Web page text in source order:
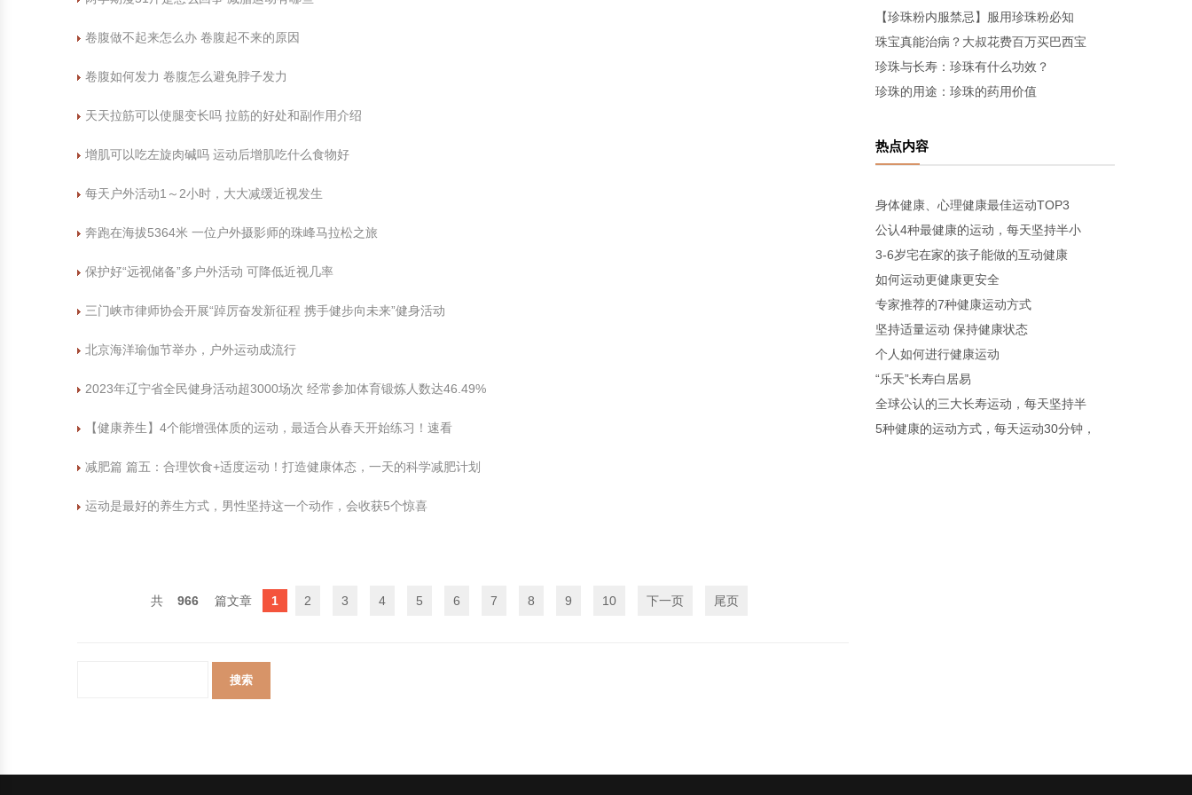
卷腹做不起来怎么办 卷腹起不来的原因
卷腹如何发力 卷腹怎么避免脖子发力
天天拉筋可以使腿变长吗 拉筋的好处和副作用介绍
增肌可以吃左旋肉碱吗 运动后增肌吃什么食物好
每天户外活动1～2小时，大大减缓近视发生
奔跑在海拔5364米 一位户外摄影师的珠峰马拉松之旅
保护好“远视储备”多户外活动 可降低近视几率
三门峡市律师协会开展“踔厉奋发新征程 携手健步向未来”健身活动
北京海洋瑜伽节举办，户外运动成流行
2023年辽宁省全民健身活动超3000场次 经常参加体育锻炼人数达46.49%
【健康养生】4个能增强体质的运动，最适合从春天开始练习！速看
减肥篇 篇五：合理饮食+适度运动！打造健康体态，一天的科学减肥计划
运动是最好的养生方式，男性坚持这一个动作，会收获5个惊喜
966 1 2 3 4 5 6 7 8 9 10 下一页 尾页
【珍珠粉内服禁忌】服用珍珠粉必知
珠宝真能治病？大叔花费百万买巴西宝
珍珠与长寿：珍珠有什么功效？
珍珠的用途：珍珠的药用价值
热点内容
身体健康、心理健康最佳运动TOP3
公认4种最健康的运动，每天坚持半小
3-6岁宅在家的孩子能做的互动健康
如何运动更健康更安全
专家推荐的7种健康运动方式
坚持适量运动 保持健康状态
个人如何进行健康运动
“乐天”长寿白居易
全球公认的三大长寿运动，每天坚持半
5种健康的运动方式，每天运动30分钟，